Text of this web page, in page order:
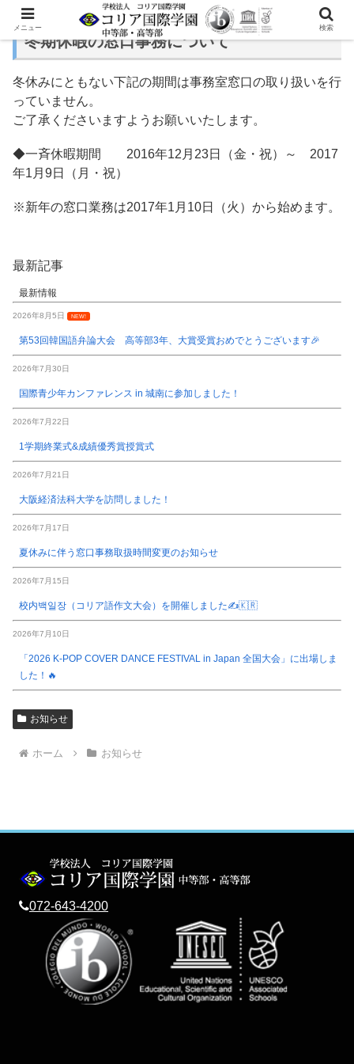
冬期休暇の窓口事務について
冬休みにともない下記の期間は事務室窓口の取り扱いを行
っていません。
ご了承くださいますようお願いいたします。
◆一斉休暇期間 2016年12月23日（金・祝）～ 2017
年1月9日（月・祝）
※新年の窓口業務は2017年1月10日（火）から始めます。
最新記事
最新情報
2026年8月5日 NEW!
第53回韓国語弁論大会 高等部3年、大賞受賞おめでとうございます🎉
2026年7月30日
国際青少年カンファレンス in 城南に参加しました！
2026年7月22日
1学期終業式&成績優秀賞授賞式
2026年7月21日
大阪経済法科大学を訪問しました！
2026年7月17日
夏休みに伴う窓口事務取扱時間変更のお知らせ
2026年7月15日
校内백일장（コリア語作文大会）を開催しました✍️🇰🇷
2026年7月10日
「2026 K-POP COVER DANCE FESTIVAL in Japan 全国大会」に出場しま
した！🔥
お知らせ
ホーム お知らせ
072-643-4200
メニュー 検索